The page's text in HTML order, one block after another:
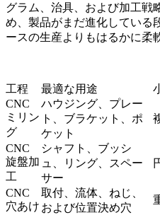
グラム、治具、および加工戦
め、製品がまだ進化している
ースの生産よりもはるかに柔
工程 最適な用途
CNC
ミリン
グ
ハウジング、プレー
ト、ブラケット、ポ
ケット
CNC
旋盤加
工
シャフト、ブッシ
ュ、リング、スペー
サー
CNC
穴あけ
取付、流体、ねじ、
および位置決め穴